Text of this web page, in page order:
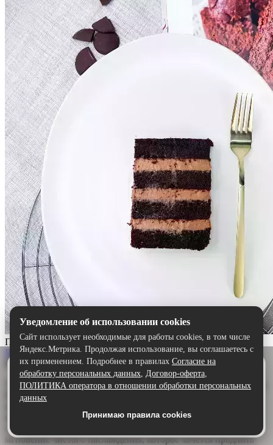
Прага
Выбрать
Описание:
Торт «Прага» — шоколадный шедевр для истинных гурманов.
Воздушный бисквит, щедро пропитанный ароматным
нежный сливочно-шоколадный крем обволакивает язык,
создавая идеальную гармонию. Каждый кусочек — это
мгновение чистого наслаждения, которое хочется продлить
Удобнее в приложении
Скачайте приложение — быстрее и комфортнее,
чем через сайт.
Скачать в Google Play
Уведомление об использовании cookies
Сайт использует необходимые для работы cookies, в том числе
Яндекс.Метрика. Продолжая использование, вы соглашаетесь с
их применением. Подробнее в правилах Согласие на
обработку персональных данных, Договор-оферта,
ПОЛИТИКА оператора в отношении обработки персональных
данных
Принимаю правила cookies